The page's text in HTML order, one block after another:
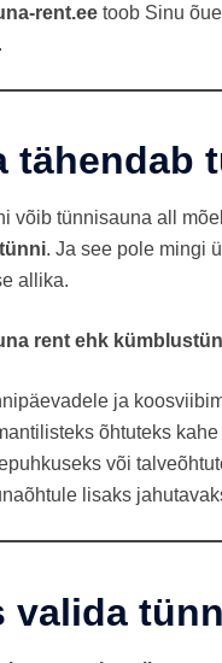
rent.ee toob Sinu
tähendab
võib tünnisauna all
. Ja see pole mingi
allika.
rent ehk
ja
õhtuteks
või
lisaks
valida